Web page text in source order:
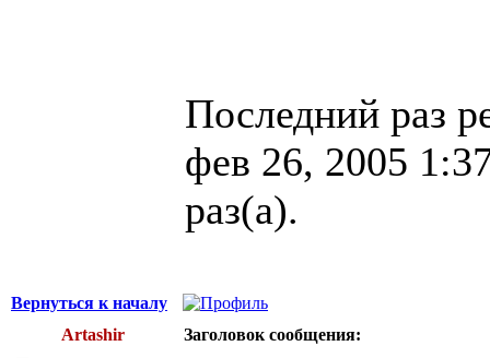
Последний раз
фев 26, 2005
раз(а).
Вернуться к началу
Artashir
Заголовок сообщения: